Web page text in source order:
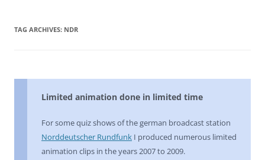
TAG ARCHIVES: NDR
Limited animation done in limited time
For some quiz shows of the german broadcast station
Norddeutscher Rundfunk I produced numerous limited
animation clips in the years 2007 to 2009.